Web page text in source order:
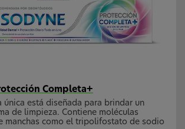
Completa+
única está diseñada para brindar un
de limpieza. Contiene moléculas
manchas como el tripolifostato de sodio